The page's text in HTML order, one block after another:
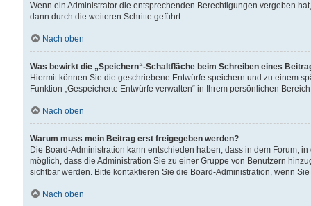
Wenn ein Administrator die entsprechenden Berechtigungen vergeben
dann durch die weiteren Schritte geführt.
Nach oben
Was bewirkt die „Speichern“-Schaltfläche beim Schreiben eines
Hiermit können Sie die geschriebene Entwürfe speichern und zu einem
Funktion „Gespeicherte Entwürfe verwalten“ in Ihrem persönlichen
Nach oben
Warum muss mein Beitrag erst freigegeben werden?
Die Board-Administration kann entschieden haben, dass in dem Forum,
möglich, dass die Administration Sie zu einer Gruppe von Benutzern
sichtbar werden. Bitte kontaktieren Sie die Board-Administration, wenn
Nach oben